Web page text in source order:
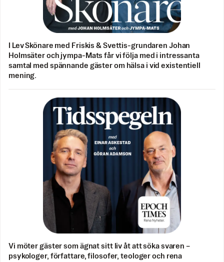
I Lev Skönare med Friskis & Svettis-grundaren Johan
Holmsäter och jympa-Mats får vi följa med i intressanta
samtal med spännande gäster om hälsa i vid existentiell
mening.
Vi möter gäster som ägnat sitt liv åt att söka svaren –
psykologer, författare, filosofer, teologer och rena